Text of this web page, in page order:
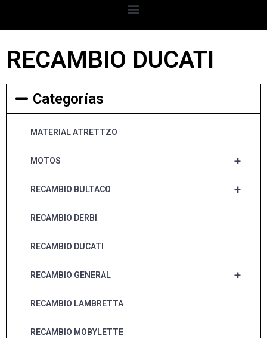
RECAMBIO DUCATI
Categorías
MATERIAL ATRETTZO
+
MOTOS
+
RECAMBIO BULTACO
RECAMBIO DERBI
RECAMBIO DUCATI
+
RECAMBIO GENERAL
RECAMBIO LAMBRETTA
RECAMBIO MOBYLETTE